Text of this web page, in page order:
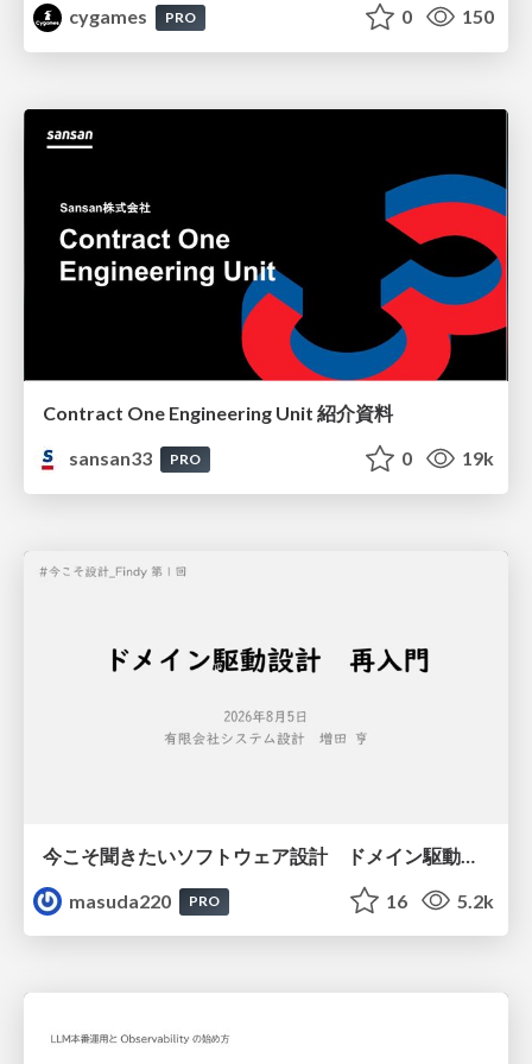
cygames PRO 0 150
Contract One Engineering Unit 紹介資料
sansan33
PRO 0 19k
masuda220
PRO 16 5.2k